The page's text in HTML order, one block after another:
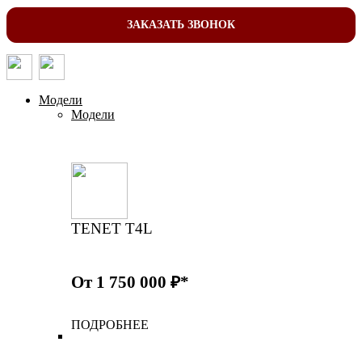
ЗАКАЗАТЬ ЗВОНОК
Модели
Модели
TENET T4L
От 1 750 000 ₽*
ПОДРОБНЕЕ